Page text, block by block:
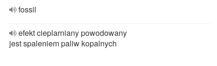
fossil
efekt cieplarniany powodowany
jest spaleniem paliw kopalnych